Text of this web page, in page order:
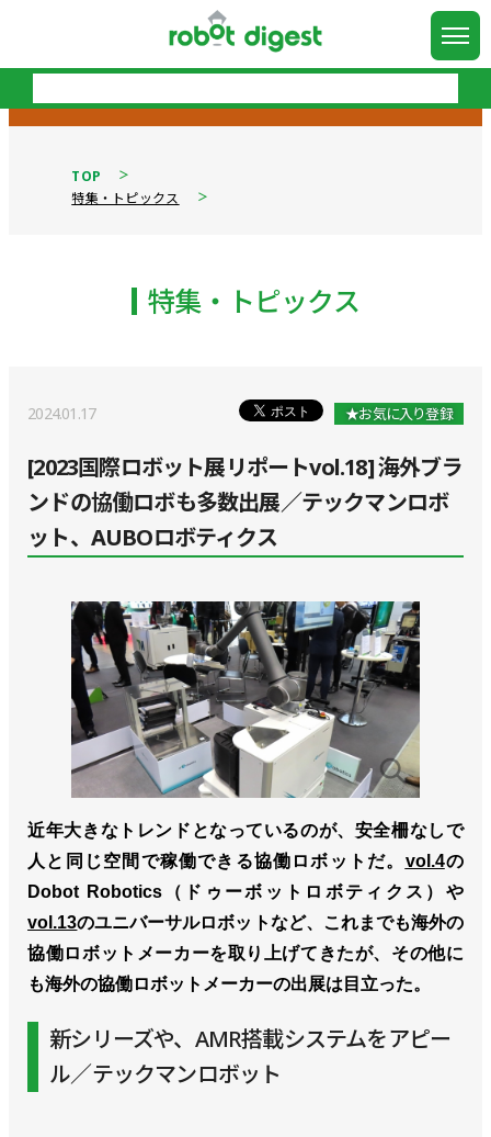
TOP
特集・トピックス
特集・トピックス
2024.01.17 ★お気に入り登録
[2023国際ロボット展リポートvol.18] 海外ブラ
ンドの協働ロボも多数出展／テックマンロボ
ット、AUBOロボティクス
近年大きなトレンドとなっているのが、安全柵なしで
人と同じ空間で稼働できる協働ロボットだ。 vol.4の
Dobot Robotics（ドゥーボットロボティクス）や
vol.13のユニバーサルロボットなど、これまでも海外の
協働ロボットメーカーを取り上げてきたが、その他に
も海外の協働ロボットメーカーの出展は目立った。
新シリーズや、AMR搭載システムをアピー
ル／テックマンロボット